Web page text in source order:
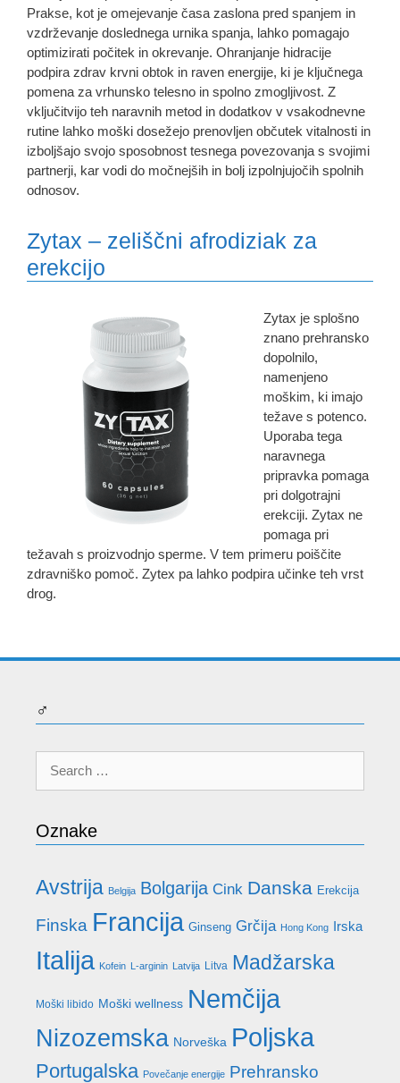
Prakse, kot je omejevanje časa zaslona pred spanjem in
vzdrževanje doslednega urnika spanja, lahko pomagajo
optimizirati počitek in okrevanje. Ohranjanje hidracije
podpira zdrav krvni obtok in raven energije, ki je ključnega
pomena za vrhunsko telesno in spolno zmogljivost. Z
vključitvijo teh naravnih metod in dodatkov v vsakodnevne
rutine lahko moški dosežejo prenovljen občutek vitalnosti in
izboljšajo svojo sposobnost tesnega povezovanja s svojimi
partnerji, kar vodi do močnejših in bolj izpolnjujočih spolnih
odnosov.
Zytax – zeliščni afrodiziak za
erekcijo
Zytax je splošno
znano prehransko
dopolnilo,
namenjeno
moškim, ki imajo
težave s potenco.
Uporaba tega
naravnega
pripravka pomaga
pri dolgotrajni
erekciji. Zytax ne
pomaga pri
težavah s proizvodnjo sperme. V tem primeru poiščite
zdravniško pomoč. Zytex pa lahko podpira učinke teh vrst
drog.
♂
Oznake
Avstrija Belgija Bolgarija Cink Danska Erekcija
Finska Francija Ginseng Grčija Hong Kong Irska
Italija Kofein L-arginin Latvija Litva Madžarska
Moški libido Moški wellness Nemčija
Nizozemska Norveška Poljska
Portugalska Povečanje energije Prehransko